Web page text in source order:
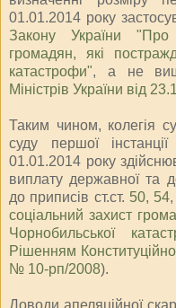
01.01.2014 року
Закону України "Про
громадян, які
катастрофи", а не
Міністрів України від
Таким чином, колегія
суду першої
01.01.2014 року
виплату державної та
до приписів ст.ст. 50, 54,
соціальний захист
Чорнобильської
Рішенням
№ 10-рп/2008).
Доводи апеляційної